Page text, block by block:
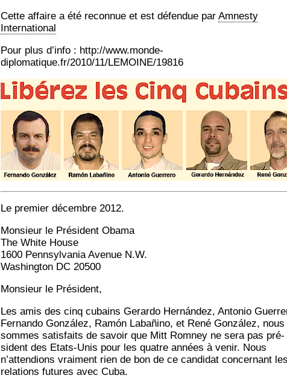
Cette affaire a été recon­nue et est défen­due par Amnes­ty
International
Pour plus d’in­fo : http://www.monde-
diplomatique.fr/2010/11/LEMOINE/19816
Le pre­mier décembre 2012.
Mon­sieur le Pré­sident Obama
The White House
1600 Penn­syl­va­nia Ave­nue N.W.
Washing­ton DC 20500
Mon­sieur le Président,
Les amis des cinq cubains Gerar­do Hernán­dez, Anto­nio
Fer­nan­do Gonzá­lez, Ramón Labañi­no, et René Gonzá­lez, nous
sommes satis­faits de savoir que Mitt Rom­ney ne sera pas pré­
sident des Etats-Unis pour les quatre années à venir. Nous
n’attendions vrai­ment rien de bon de ce can­di­dat concer­nant
rela­tions futures avec Cuba.